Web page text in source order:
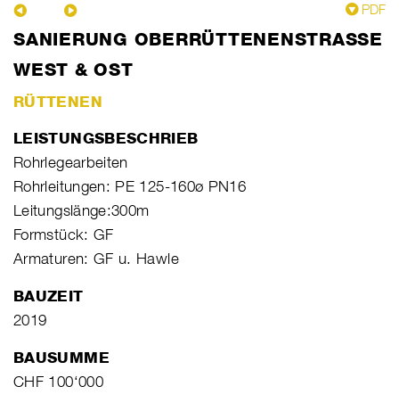
PDF
SANIERUNG OBERRÜTTENENSTRASSE
WEST & OST
RÜTTENEN
LEISTUNGSBESCHRIEB
Rohrlegearbeiten
Rohrleitungen: PE 125-160ø PN16
Leitungslänge:300m
Formstück: GF
Armaturen: GF u. Hawle
BAUZEIT
2019
BAUSUMME
CHF 100‘000